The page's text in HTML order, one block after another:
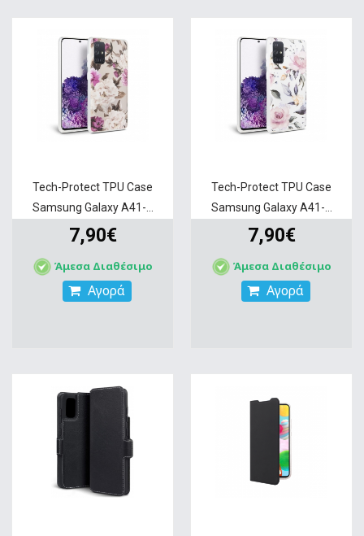
Tech-Protect TPU Case
Samsung Galaxy A41-...
7,90€
Άμεσα Διαθέσιμο
Αγορά
Tech-Protect TPU Case
Samsung Galaxy A41-...
7,90€
Άμεσα Διαθέσιμο
Αγορά